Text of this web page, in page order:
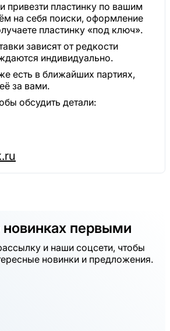
пластинку по вашим
на себя поиски, оформление
пластинку «под ключ».
зависят от редкости
индивидуально.
есть в ближайших партиях,
за вами.
обсудить детали:
новинках первыми
и наши соцсети, чтобы
новинки и предложения.